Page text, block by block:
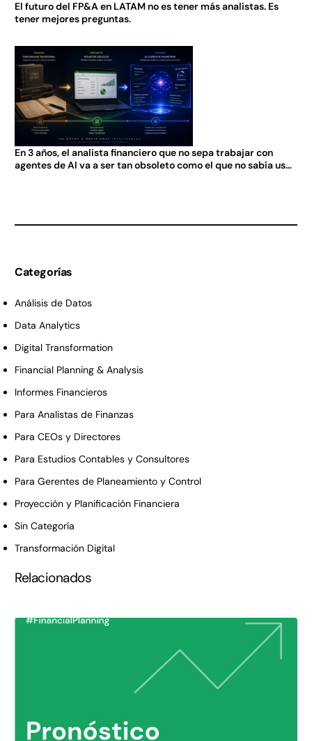
El futuro del FP&A en LATAM no es tener más analistas. Es
tener mejores preguntas.
En 3 años, el analista financiero que no sepa trabajar con
agentes de AI va a ser tan obsoleto como el que no sabía usar
Categorías
Análisis de Datos
Data Analytics
Digital Transformation
Financial Planning & Analysis
Informes Financieros
Para Analistas de Finanzas
Para CEOs y Directores
Para Estudios Contables y Consultores
Para Gerentes de Planeamiento y Control
Proyección y Planificación Financiera
Sin Categoría
Transformación Digital
Relacionados